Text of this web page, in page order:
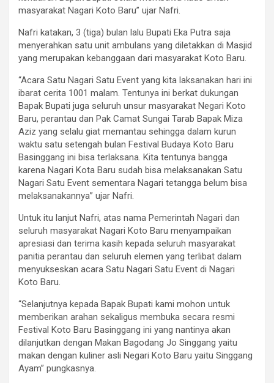
masyarakat Nagari Koto Baru” ujar Nafri.
Nafri katakan, 3 (tiga) bulan lalu Bupati Eka Putra saja
menyerahkan satu unit ambulans yang diletakkan di Masjid
yang merupakan kebanggaan dari masyarakat Koto Baru.
“Acara Satu Nagari Satu Event yang kita laksanakan hari ini
ibarat cerita 1001 malam. Tentunya ini berkat dukungan
Bapak Bupati juga seluruh unsur masyarakat Negari Koto
Baru, perantau dan Pak Camat Sungai Tarab Bapak Miza
Aziz yang selalu giat memantau sehingga dalam kurun
waktu satu setengah bulan Festival Budaya Koto Baru
Basinggang ini bisa terlaksana. Kita tentunya bangga
karena Nagari Kota Baru sudah bisa melaksanakan Satu
Nagari Satu Event sementara Nagari tetangga belum bisa
melaksanakannya” ujar Nafri.
Untuk itu lanjut Nafri, atas nama Pemerintah Nagari dan
seluruh masyarakat Nagari Koto Baru menyampaikan
apresiasi dan terima kasih kepada seluruh masyarakat
panitia perantau dan seluruh elemen yang terlibat dalam
menyukseskan acara Satu Nagari Satu Event di Nagari
Koto Baru.
“Selanjutnya kepada Bapak Bupati kami mohon untuk
memberikan arahan sekaligus membuka secara resmi
Festival Koto Baru Basinggang ini yang nantinya akan
dilanjutkan dengan Makan Bagodang Jo Singgang yaitu
makan dengan kuliner asli Negari Koto Baru yaitu Singgang
Ayam” pungkasnya.